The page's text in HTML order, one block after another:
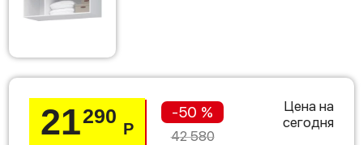
21290
Р
-50 %
42 580
Цена на
сегодня